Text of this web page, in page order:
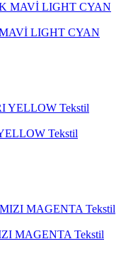
MAVİ LIGHT CYAN
Tekstil
MAGENTA Tekstil